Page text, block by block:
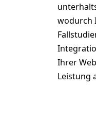
wodurch
Ihrer
Leistung